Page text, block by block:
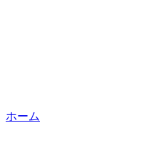
ホーム